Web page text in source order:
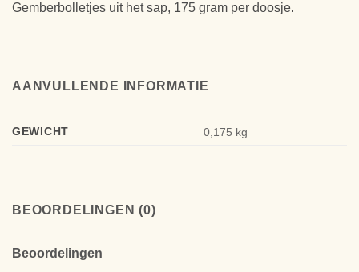
Gemberbolletjes uit het sap, 175 gram per doosje.
AANVULLENDE INFORMATIE
GEWICHT 0,175 kg
BEOORDELINGEN (0)
Beoordelingen